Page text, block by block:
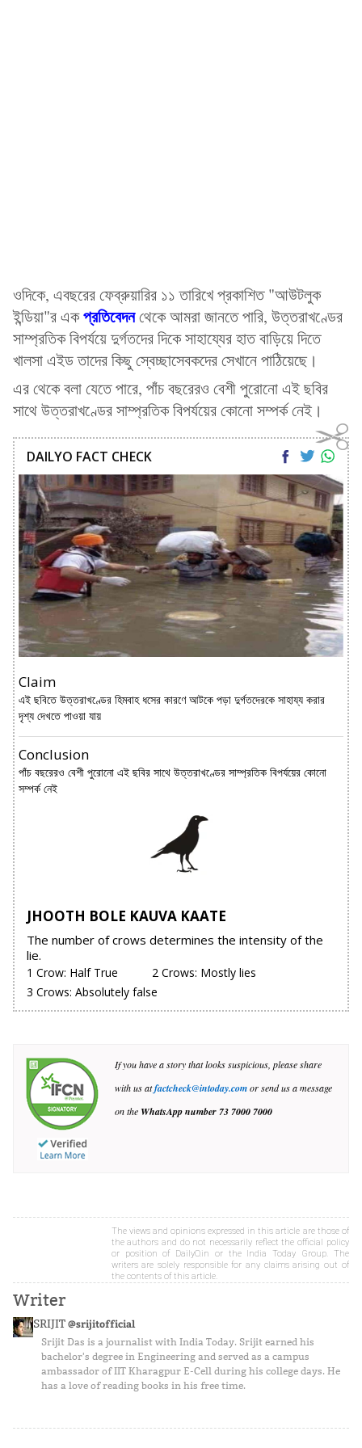
ওদিকে, এবছরের ফেব্রুয়ারির ১১ তারিখে প্রকাশিত "আউটলুক
ইন্ডিয়া"র একপ্রতিবেদনথেকে আমরা জানতে পারি, উত্তরাখণ্ডের
সাম্প্রতিক বিপর্যয়ে দুর্গতদের দিকে সাহায্যের হাত বাড়িয়ে দিতে
খালসা এইড তাদের কিছু স্বেচ্ছাসেবকদের সেখানে পাঠিয়েছে।
এর থেকে বলা যেতে পারে, পাঁচ বছরেরও বেশী পুরোনো এই ছবির
সাথে উত্তরাখণ্ডের সাম্প্রতিক বিপর্যয়ের কোনো সম্পর্ক নেই।
DAILYO FACT CHECK
Claim
এই ছবিতে উত্তরাখণ্ডের হিমবাহ ধসের কারণে আটকে পড়া দুর্গতদেরকে সাহায্য করার
দৃশ্য দেখতে পাওয়া যায়
Conclusion
পাঁচ বছরেরও বেশী পুরোনো এই ছবির সাথে উত্তরাখণ্ডের সাম্প্রতিক বিপর্যয়ের কোনো
সম্পর্ক নেই
JHOOTH BOLE KAUVA KAATE
The number of crows determines the intensity of the
lie.
1 Crow: Half True
2 Crows: Mostly lies
3 Crows: Absolutely false
If you have a story that looks suspicious, please share
with us atfactcheck@intoday.comor send us a message
on the WhatsApp number73 7000 7000
The views and opinions expressed in this article are those of
the authors and do not necessarily reflect the official policy
or position of DailyO.in or the India Today Group. The
writers are solely responsible for any claims arising out of
the contents of this article.
Writer
SRIJIT @srijitofficial
Srijit Das is a journalist with India Today. Srijit earned his
bachelor's degree in Engineering and served as a campus
ambassador of IIT Kharagpur E-Cell during his college days. He
has a love of reading books in his free time.